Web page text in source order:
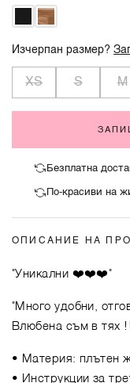
Изчерпан размер?
XS S M
Безплатна
По-красиви на
ОПИСАНИЕ НА
"Уникални ❤️❤️❤️"
"Много удобни,
Влюбена съм в тях
• Материя: плътен
• Инструкции за